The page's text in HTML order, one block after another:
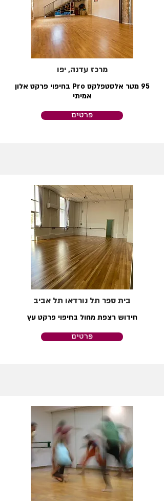
מרכז עדנה, יפו
95 מטר אלסטפלקס Pro בחיפוי פרקט אלון
אמיתי
פרטים
בית ספר תל נורדאו תל אביב
חידוש רצפת מחול בחיפוי פרקט עץ
פרטים